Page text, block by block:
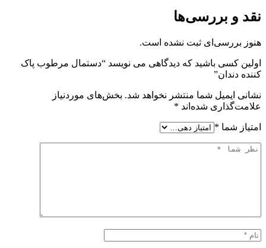
نقد و بررسی‌ها
هنوز بررسی‌ای ثبت نشده است.
اولین کسی باشید که دیدگاهی می نویسد “دستمال مرطوب پاک
کننده دندان”
نشانی ایمیل شما منتشر نخواهد شد. بخش‌های موردنیاز
علامت‌گذاری شده‌اند *
امتیاز شما *